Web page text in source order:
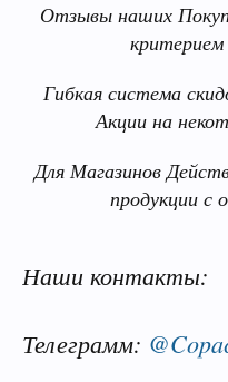
Отзывы наших
Гибкая система
Акции на
Для Магазинов
продукции с
Наши контакты:
Телеграмм: